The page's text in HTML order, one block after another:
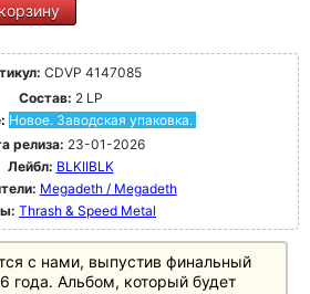
CDVP 4147085
Состав: 2 LP
Новое. Заводская упаковка.
релиза: 23-01-2026
Лейбл: BLKIIBLK
Megadeth / Megadeth
Thrash & Speed Metal
с нами, выпустив финальный
года. Альбом, который будет